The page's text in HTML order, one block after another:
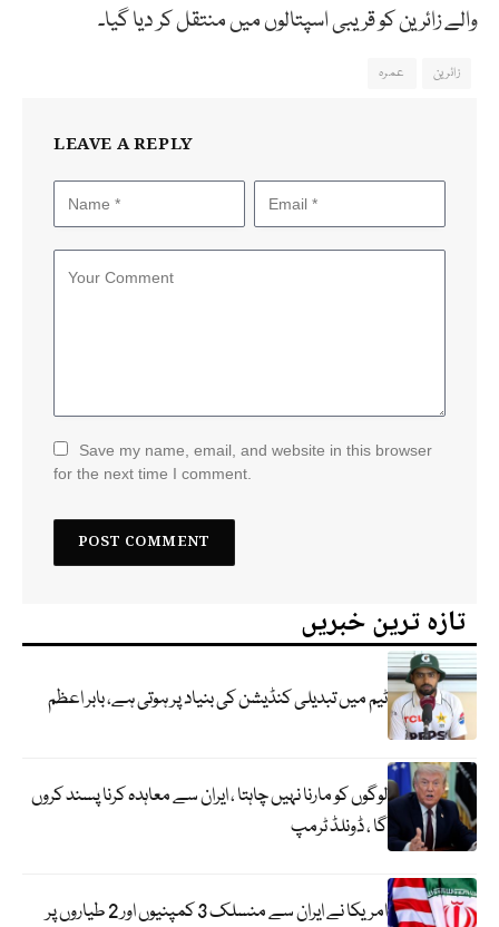
والے زائرین کو قریبی اسپتالوں میں منتقل کر دیا گیا۔
زائرین عمرہ
LEAVE A REPLY
Save my name, email, and website in this browser
for the next time I comment.
تازہ ترین خبریں
ٹیم میں تبدیلی کنڈیشن کی بنیاد پر ہوتی ہے، بابر اعظم
لوگوں کو مارنا نہیں چاہتا ، ایران سے معاہدہ کرنا پسند کروں
گا ، ڈونلڈ ٹرمپ
امریکا نے ایران سے منسلک 3 کمپنیوں اور 2 طیاروں پر